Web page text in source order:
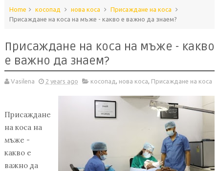
Home косопад нова коса
Присаждане на коса
Присаждане на коса на мъже - какво е важно да знаем?
Присаждане на коса на мъже - какво
е важно да знаем?
Vasilena 2 years ago косопад, нова коса, Присаждане на коса
Присаждане
на коса на
мъже -
какво е
важно да